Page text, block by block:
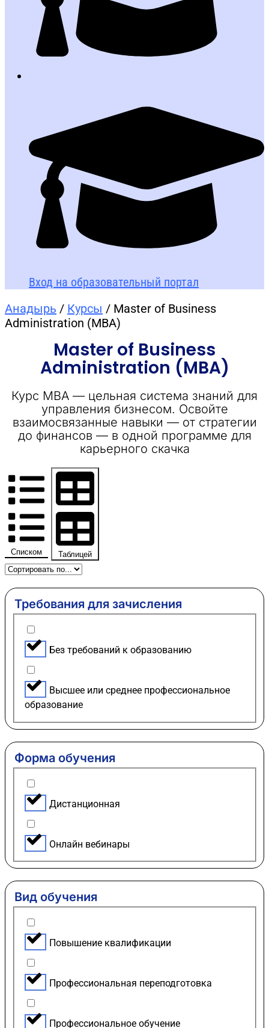
Вход на образовательный портал
Анадырь / Курсы / Master of Business
Administration (MBA)
Master of Business
Administration (MBA)
Курс MBA — цельная система знаний для
управления бизнесом. Освойте
взаимосвязанные навыки — от стратегии
до финансов — в одной программе для
карьерного скачка
Списком Таблицей
Требования для зачисления
Без требований к образованию
Высшее или среднее профессиональное
образование
Форма обучения
Дистанционная
Онлайн вебинары
Вид обучения
Повышение квалификации
Профессиональная переподготовка
Профессиональное обучение